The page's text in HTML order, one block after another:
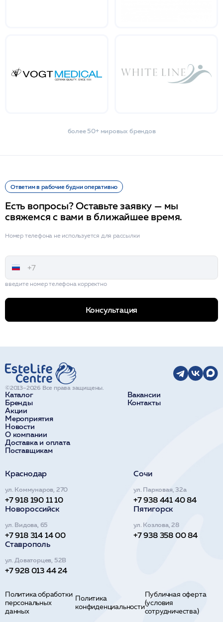
более 50+ мировых брендов
Ответим в рабочие будни оперативно
Есть вопросы? Оставьте заявку — мы
свяжемся с вами в ближайшее время.
Номер телефона не используется для рассылки
введите номер телефона корректно
Консультация
Каталог
Бренды
Акции
Мероприятия
Новости
О компании
Доставка и оплата
Поставщикам
Вакансии
Контакты
©2013–2026 Все права защищены.
Краснодар
ул. Коммунаров, 270
+7 918 190 11 10
Сочи
ул. Парковая, 32а
+7 938 441 40 84
Новороссийск
ул. Видова, 65
+7 918 314 14 00
Пятигорск
ул. Козлова, 28
+7 938 358 00 84
Ставрополь
ул. Доваторцев, 52В
+7 928 013 44 24
Политика обработки
персональных
данных
Политика
конфиденциальности
Публичная оферта
(условия
сотрудничества)